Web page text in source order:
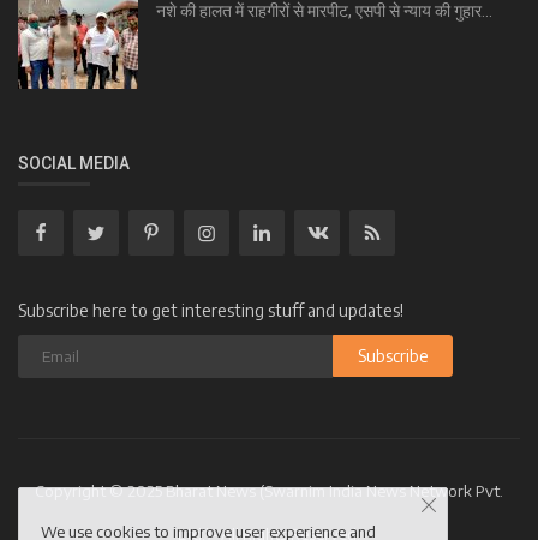
नशे की हालत में राहगीरों से मारपीट, एसपी से न्याय की गुहार...
SOCIAL MEDIA
Subscribe here to get interesting stuff and updates!
Subscribe
Copyright © 2025 Bharat News (Swarnim India News Network Pvt.
Ltd.)- All Rights Reserved.
We use cookies to improve user experience and